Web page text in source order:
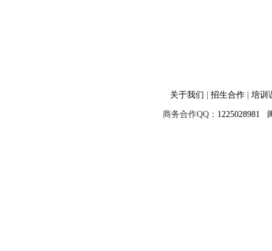
关于我们 招生合作 培训
商务合作QQ： 1225028981